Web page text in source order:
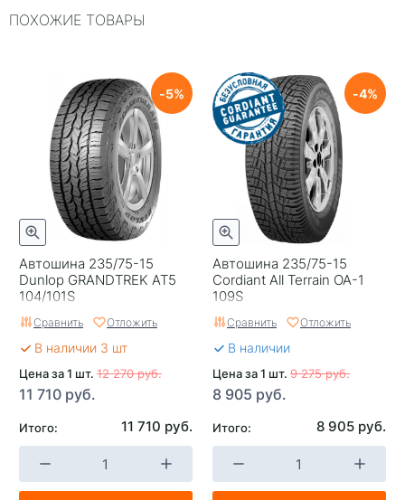
Типоразмер
Тип шины
Легковые
RunFlat
Нет
Комплектация
Шина
Нешипованная
Гарантия
1 год
Страна изготовителя
Россия
ПОХОЖИЕ ТОВАРЫ
Автошина 235/75-15
Dunlop GRANDTREK AT5
104/101S
5
Сравнить Отложить
В наличии 3 шт
Цена за 1 шт. 12 270 руб.
11 710 руб.
Итого: 11 710 руб.
Автошина 235/75-15
Cordiant All Terrain OA-1
109S
4
Сравнить Отложить
В наличии
Цена за 1 шт. 9 275 руб.
8 905 руб.
Итого: 8 905 руб.